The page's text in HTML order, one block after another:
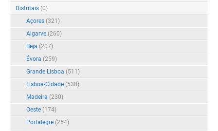
Distritais (0)
Açores (321)
Algarve (260)
Beja (207)
Évora (259)
Grande Lisboa (511)
Lisboa-Cidade (530)
Madeira (230)
Oeste (174)
Portalegre (254)